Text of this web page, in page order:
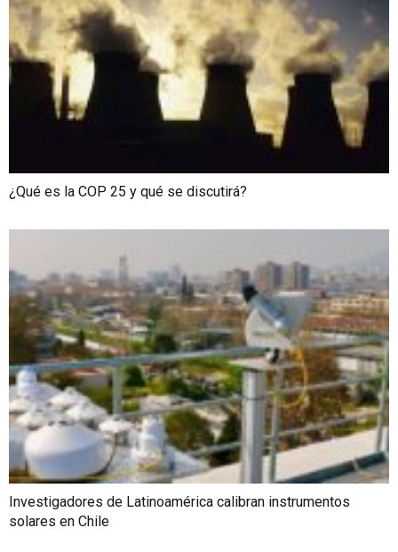
¿Qué es la COP 25 y qué se discutirá?
Investigadores de Latinoamérica calibran instrumentos
solares en Chile